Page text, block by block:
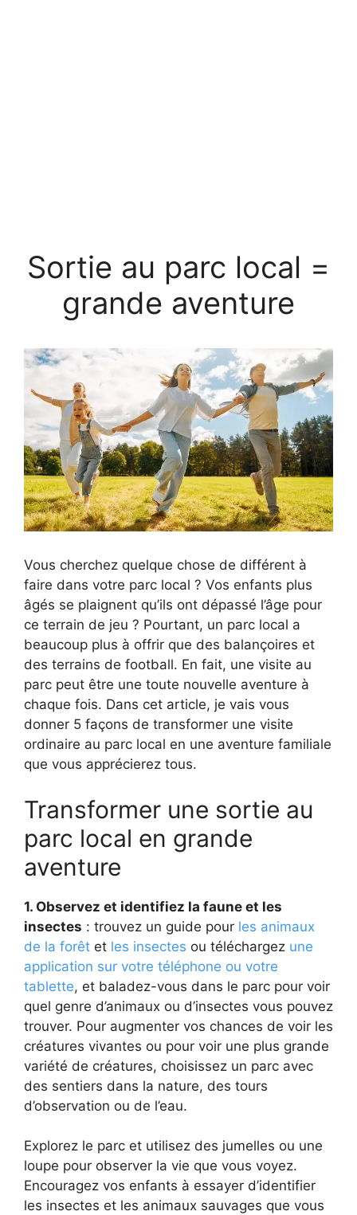
Sortie au parc local =
grande aventure
Vous cherchez quelque chose de différent à
faire dans votre parc local ? Vos enfants plus
âgés se plaignent qu’ils ont dépassé l’âge pour
ce terrain de jeu ? Pourtant, un parc local a
beaucoup plus à offrir que des balançoires et
des terrains de football. En fait, une visite au
parc peut être une toute nouvelle aventure à
chaque fois. Dans cet article, je vais vous
donner 5 façons de transformer une visite
ordinaire au parc local en une aventure familiale
que vous apprécierez tous.
Transformer une sortie au
parc local en grande
aventure
1. Observez et identifiez la faune et les
insectes : trouvez un guide pour les animaux
de la forêt et les insectes ou téléchargez une
application sur votre téléphone ou votre
tablette, et baladez-vous dans le parc pour voir
quel genre d’animaux ou d’insectes vous pouvez
trouver. Pour augmenter vos chances de voir les
créatures vivantes ou pour voir une plus grande
variété de créatures, choisissez un parc avec
des sentiers dans la nature, des tours
d’observation ou de l’eau.
Explorez le parc et utilisez des jumelles ou une
loupe pour observer la vie que vous voyez.
Encouragez vos enfants à essayer d’identifier
les insectes et les animaux sauvages que vous